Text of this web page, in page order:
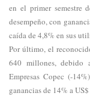
en el primer semestre
desempeño, con
caída de 4,8% en sus
Por último, el
640 millones, debido
Empresas Copec (-
ganancias de 14% a